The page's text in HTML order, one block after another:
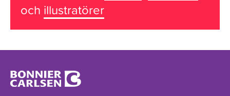
och illustratörer